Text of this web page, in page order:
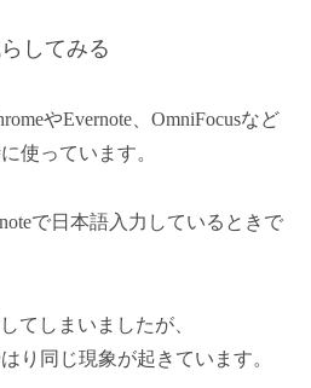
してみる
やEvernote、OmniFocusなど
使っています。
で日本語入力しているときで
てしまいましたが、
り同じ現象が起きています。